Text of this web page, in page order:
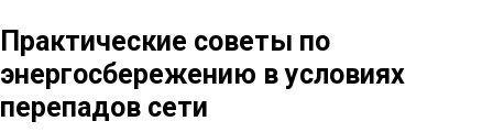
Практические советы по
энергосбережению в условиях
перепадов сети